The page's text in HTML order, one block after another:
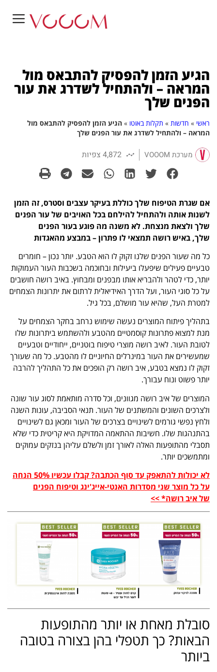
הגיע הזמן להפסיק להתבאס מול
המראה – ולהתחיל לשדרג את עור
הפנים שלך
ראשי » חדשות » תקלות באוטו » הגיע הזמן להפסיק להתבאס מול
המראה – ולהתחיל לשדרג את עור הפנים שלך
מערכת VOOOM 4,872 צפיות
אם שגרת הטיפוח שלך כוללת בעיקר עצבים וסטרס, זה הזמן
לשנות אותה ולהתחיל להילחם בכל האויבים של עור הפנים
שלך ולצאת מנצחת. לא משנה מה פוגע בעור הפנים
שלך, באיש רושה תמצאי לו פתרון – במבצע מהאגדות
כל מה שעור הפנים שלנו זקוק לו הוא הטבע. יותר נכון – חומרים
טבעיים פעילים שיפעלו ביעילות ובחוכמה בשכבות העור העמוקות
יותר, כדי לטהר ולהבריא אותו מבפנים ומבחוץ. באיב רושה חושבים
על כל סוגי העור, ועל הדרך האידיאלית לרתום את יתרונות הצמחים
למטרת העל, שהיא עור מושלם, בכל גיל.
בתהליך פיתוח המוצרים נעשה שימוש נרחב בחקר הצמחים על
מנת למצוא פתרונות קוסמטיים מהטבע ולהשתמש ביתרונות שלו
לטובת העור. לאיב רושה מוצרי טיפוח בוטניים, ייחודיים וטבעיים
שמעשירים את העור במינרלים החיוניים לו מהטבע. כל מה שעורך
זקוק לו נמצא בטבע, איב רושה רק הופכים את כל התהליך להרבה
יותר פשוט ונוח עבורך.
המוצרים של איב רושה מגוונים, וכל סדרה מותאמת לסוג עור שונה
ולצרכים השונים והמשתנים של העור. תנאי הסביבה, עונות השנה
ולחץ נפשי גורמים לשינויים בצרכים של העור ומכאן גם לשינויים
בהתנהגות שלו. חשיבות ההתאמה המדויקת היא קריטית כדי שלא
תסבלי מהתופעות האלה לאורך זמן ולשלם עליהן בנזקים עמוקים
ומתמשכים יותר.
לא יכולות להתאפק עד סוף הכתבה? קבלו עכשיו 50% הנחה
על כל מוצר שני מסדרות האנטי-אייג'ינג וטיפוח הפנים
של איב רושה* >>
סובלת מאחת או יותר מהתופעות
הבאות? כך תטפלי בהן בצורה בטובה
ביותר